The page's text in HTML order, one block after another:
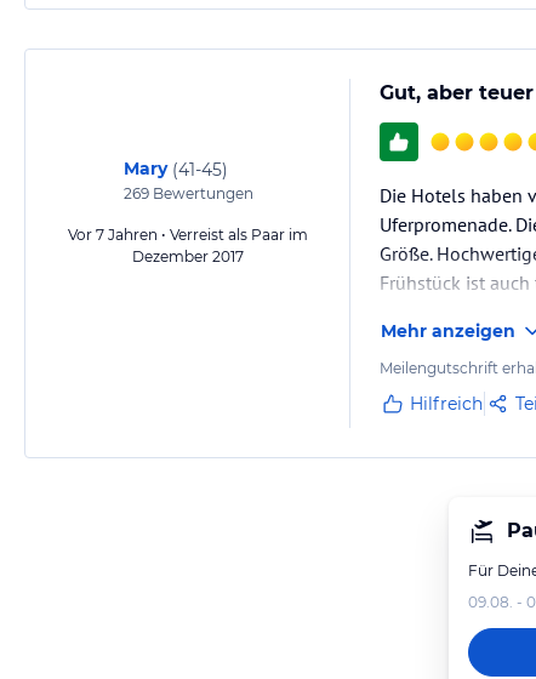
Mary (41-45)
269Bewertungen
Vor 7 Jahren • Verreist als Paar im
Dezember 2017
Gut, aber teuer
Die Hotels haben
Uferpromenade.
Größe.
Frühstück ist
Mehr anzeigen
Meilengutschrift
Hilfreich
Für
09.08. -